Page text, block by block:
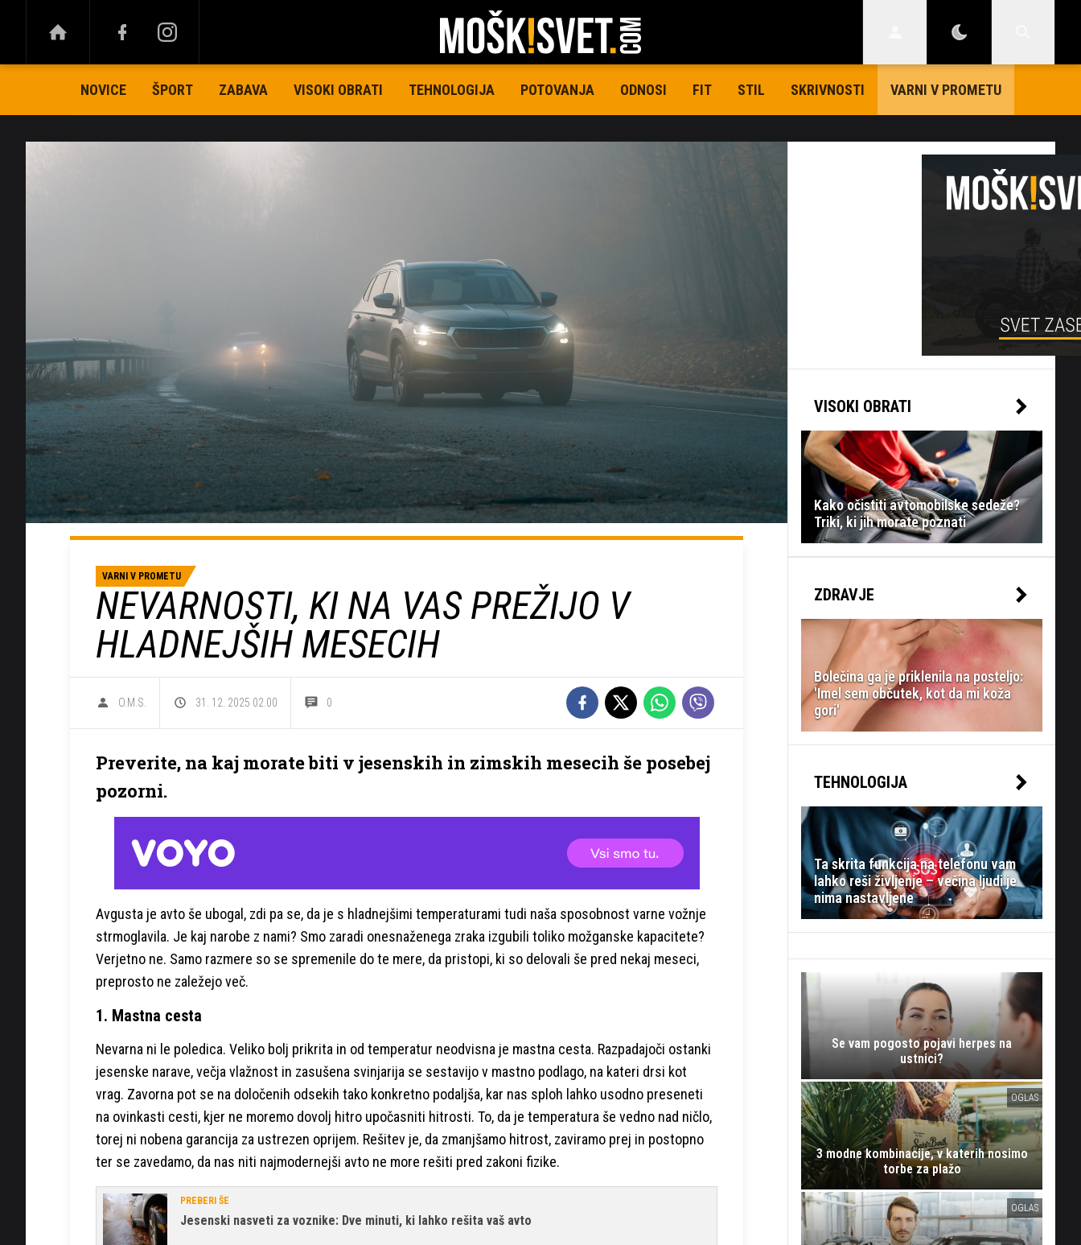
NOVICE ŠPORT ZABAVA VISOKI OBRATI TEHNOLOGIJA POTOVANJA ODNOSI FIT STIL SKRIVNOSTI VARNI V PROMETU
VARNI V PROMETU
NEVARNOSTI, KI NA VAS PREŽIJO V
HLADNEJŠIH MESECIH
O.M.S. 31. 12. 2025 02.00 0
Preverite, na kaj morate biti v jesenskih in zimskih mesecih še posebej
pozorni.
Avgusta je avto še ubogal, zdi pa se, da je s hladnejšimi temperaturami tudi naša sposobnost varne vožnje
strmoglavila. Je kaj narobe z nami? Smo zaradi onesnaženega zraka izgubili toliko možganske kapacitete?
Verjetno ne. Samo razmere so se spremenile do te mere, da pristopi, ki so delovali še pred nekaj meseci,
preprosto ne zaležejo več.
1. Mastna cesta
Nevarna ni le poledica. Veliko bolj prikrita in od temperatur neodvisna je mastna cesta. Razpadajoči ostanki
jesenske narave, večja vlažnost in zasušena svinjarija se sestavijo v mastno podlago, na kateri drsi kot
vrag. Zavorna pot se na določenih odsekih tako konkretno podaljša, kar nas sploh lahko usodno preseneti
na ovinkasti cesti, kjer ne moremo dovolj hitro upočasniti hitrosti. To, da je temperatura še vedno nad ničlo,
torej ni nobena garancija za ustrezen oprijem. Rešitev je, da zmanjšamo hitrost, zaviramo prej in postopno
ter se zavedamo, da nas niti najmodernejši avto ne more rešiti pred zakoni fizike.
PREBERI ŠE
Jesenski nasveti za voznike: Dve minuti, ki lahko rešita vaš avto
VISOKI OBRATI
Kako očistiti avtomobilske sedeže?
Triki, ki jih morate poznati
ZDRAVJE
Bolečina ga je priklenila na posteljo:
'Imel sem občutek, kot da mi koža
gori'
TEHNOLOGIJA
Ta skrita funkcija na telefonu vam
lahko reši življenje – večina ljudi je
nima nastavljene
Se vam pogosto pojavi herpes na
ustnici?
OGLAS
3 modne kombinacije, v katerih nosimo
torbe za plažo
OGLAS